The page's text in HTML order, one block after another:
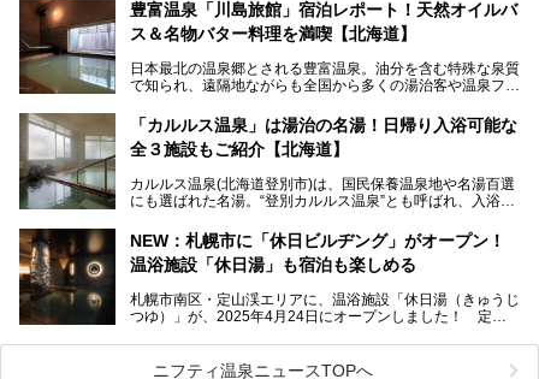
───
提供元：株式会社バルクオム【PR】
この記事は株式会社バルクオム商品のPR記事です。
目的で多くの人々が訪れます。
地体験し、独自の視点で豊富温泉の“天然オイルバス”をレポ
ート。温泉地概要や日帰り入浴施設をはじめ、宿泊施設・ア
豊富温泉「川島旅館」宿泊レポート！天然オイルバ
ス＆名物バター料理を満喫【北海道】
日本最北の温泉郷とされる豊富温泉。油分を含む特殊な泉質
で知られ、遠隔地ながらも全国から多くの湯治客や温泉ファ
「川島旅館」は、豊富温泉の開湯当初から営業する老舗旅
館。とりわけ温泉の良さと名物のバター料理に定評があり、
の温泉や料理をはじめ、パブリックスペース・客室など宿の
全貌を徹底的にご紹介します！
「カルルス温泉」は湯治の名湯！日帰り入浴可能な
全３施設もご紹介【北海道】
カルルス温泉(北海道登別市)は、国民保養温泉地や名湯百選
にも選ばれた名湯。“登別カルルス温泉”とも呼ばれ、入浴剤
豊かな登別温泉とは対照的な存在で、今も湯治場的な要素が
残る閑静な温泉地です。
地体験し、カルルス温泉をご紹介。温泉地の概要や泉質解説
をはじめ、日帰り入浴可能な全３施設の紹介・周辺観光・ア
NEW：札幌市に「休日ビルヂング」がオープン！
温浴施設「休日湯」も宿泊も楽しめる
札幌市南区・定山渓エリアに、温浴施設「休日湯（きゅうじ
つゆ）」が、2025年4月24日にオープンしました！ 定山
この施設は、温泉・サウナの「休日湯」・ラウンジの「THE
LOUNGE DAYOF」・グルメ「休日洋麺店」・ホテル「エク
ニフティ温泉ニュースTOPへ